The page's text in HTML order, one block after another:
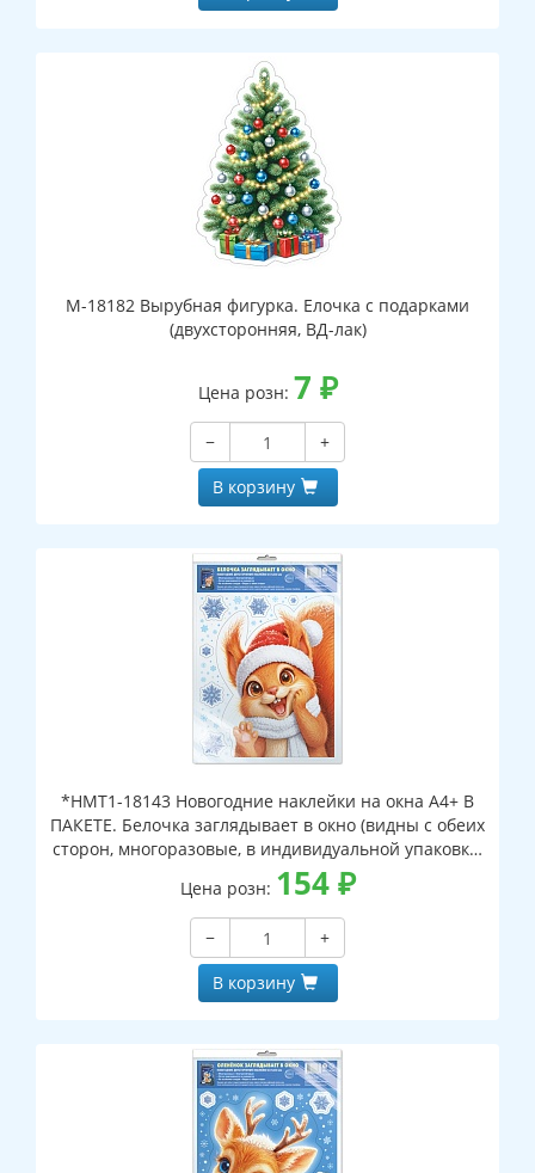
М-18182 Вырубная фигурка. Елочка с подарками
(двухсторонняя, ВД-лак)
Цена розн: 7 ₽
−
+
В корзину
*НМТ1-18143 Новогодние наклейки на окна А4+ В
ПАКЕТЕ. Белочка заглядывает в окно (видны с обеих
сторон, многоразовые, в индивидуальной упаковке,
с европодвесом и клеевым клапаном)
Цена розн: 154₽
−
+
В корзину